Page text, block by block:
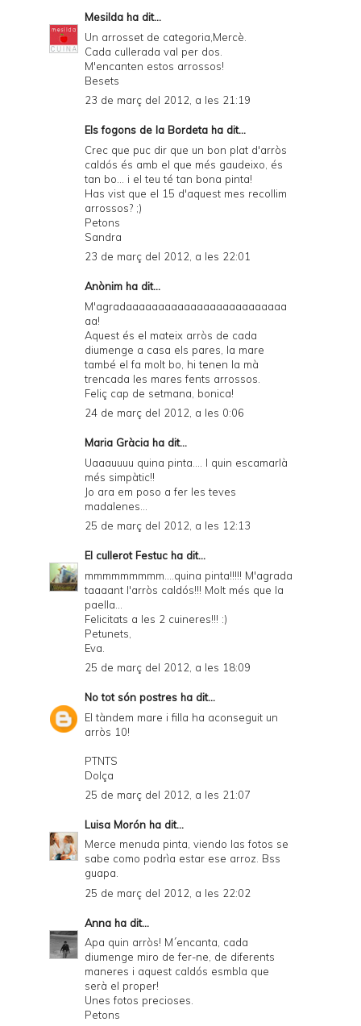
Mesilda ha dit...
Un arrosset de categoria,Mercè.
Cada cullerada val per dos.
M'encanten estos arrossos!
Besets
23 de març del 2012, a les 21:19
Els fogons de la Bordeta ha dit...
Crec que puc dir que un bon plat d'arròs
caldós és amb el que més gaudeixo, és
tan bo... i el teu té tan bona pinta!
Has vist que el 15 d'aquest mes recollim
arrossos? ;)
Petons
Sandra
23 de març del 2012, a les 22:01
Anònim ha dit...
M'agradaaaaaaaaaaaaaaaaaaaaaaaaa
aa!
Aquest és el mateix arròs de cada
diumenge a casa els pares, la mare
també el fa molt bo, hi tenen la mà
trencada les mares fents arrossos.
Feliç cap de setmana, bonica!
24 de març del 2012, a les 0:06
Maria Gràcia ha dit...
Uaaauuuu quina pinta.... I quin escamarlà
més simpàtic!!
Jo ara em poso a fer les teves
madalenes...
25 de març del 2012, a les 12:13
El cullerot Festuc ha dit...
mmmmmmmmm....quina pinta!!!!! M'agrada
taaaant l'arròs caldós!!! Molt més que la
paella...
Felicitats a les 2 cuineres!!! :)
Petunets,
Eva.
25 de març del 2012, a les 18:09
No tot són postres ha dit...
El tàndem mare i filla ha aconseguit un
arròs 10!
PTNTS
Dolça
25 de març del 2012, a les 21:07
Luisa Morón ha dit...
Merce menuda pinta, viendo las fotos se
sabe como podrìa estar ese arroz. Bss
guapa.
25 de març del 2012, a les 22:02
Anna ha dit...
Apa quin arròs! M´encanta, cada
diumenge miro de fer-ne, de diferents
maneres i aquest caldós esmbla que
serà el proper!
Unes fotos precioses.
Petons